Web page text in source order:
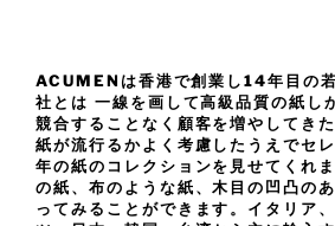
ACUMENは香港で創業し14年目の
社とは 一線を画して高級品質の紙し
競合することなく顧客を増やしてき
紙が流行るかよく考慮したうえでセ
年の紙のコレクションを見せてくれ
の紙、布のような紙、木目の凹凸の
ってみることができます。イタリア